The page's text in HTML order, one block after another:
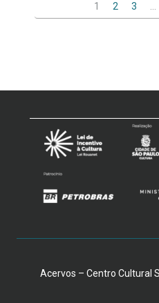
1 2 3 …
Acervos – Centro Cultural